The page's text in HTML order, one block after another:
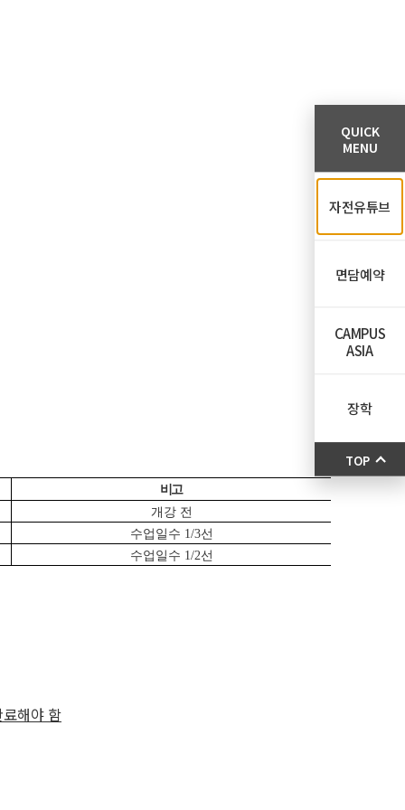
비고
개강 전
수업일수 1/3선
수업일수 1/2선
해야 함
QUICK
MENU
자전유튜브
면담예약
CAMPUS
ASIA
장학
TOP